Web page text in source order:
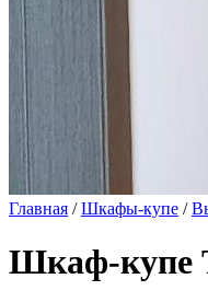
Главная /Шкафы-купе /
Шкаф-купе